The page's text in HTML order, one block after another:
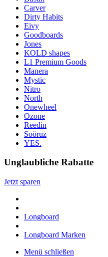
Carver
Dirty Habits
Eivy
Goodboards
Jones
KOLD shapes
L1 Premium Goods
Manera
Mystic
Nitro
North
Onewheel
Ozone
Reedin
Soöruz
YES.
Unglaubliche Rabatte
Jetzt sparen
Longboard
Longboard Marken
Menü schließen